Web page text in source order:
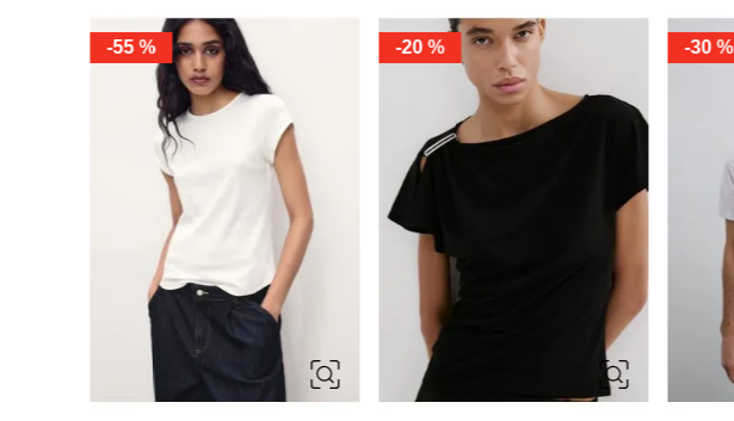
-55 %
L
-20 %
XL
XS
-30 %